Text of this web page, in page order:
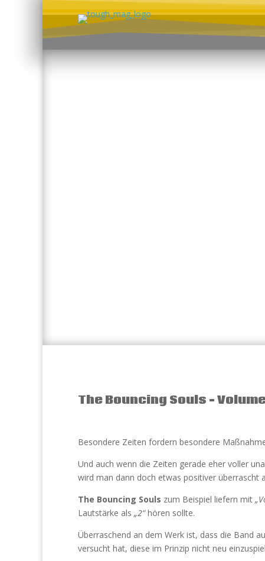
The Bouncing Souls –
Besondere Zeiten fordern besondere
Und auch wenn die Zeiten gerade eher voller
wird man dann doch etwas positiver überrascht
The Bouncing Souls zum Beispiel liefern mit
Lautstärke als „2“hören sollte.
Überraschend an dem Werk ist, dass die Band
versucht hat, diese im Prinzip nicht neu